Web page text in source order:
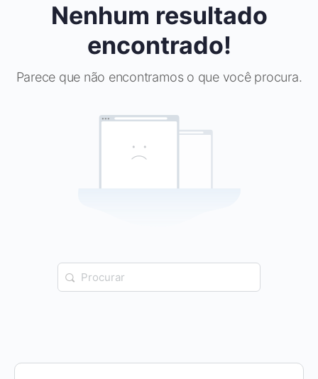
Nenhum resultado
encontrado!
Parece que não encontramos o que você procura.
Procurar: